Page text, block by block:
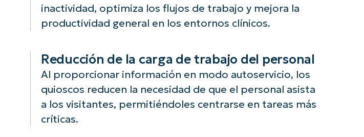
trabajar
mientras se
recreativas.
inactividad, optimiza los flujos de trabajo y mejora la
productividad general en los entornos clínicos.
Reducción de la carga de trabajo del personal
Al proporcionar información en modo autoservicio, los
quioscos reducen la necesidad de que el personal asista
a los visitantes, permitiéndoles centrarse en tareas más
críticas.